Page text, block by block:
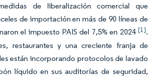
de liberalización comercial que
de importación en más de 90 líneas de
el impuesto PAIS del 7,5% en 2024 [1].
restaurantes y una creciente franja de
están incorporando protocolos de lavado
líquido en sus auditorías de seguridad,